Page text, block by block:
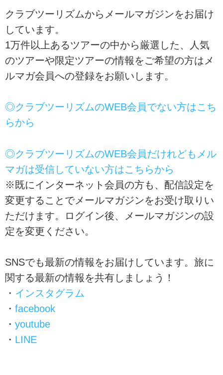
クラブツーリズムからメールマガジンをお届け
しています。
1万件以上あるツアーの中から厳選した、人気
のツアーや限定ツアーの情報をご希望の方はメ
ルマガ会員への登録をお願いします。
◎クラブツーリズムのWEB会員でない方はこち
らから
◎クラブツーリズムのWEB会員だけれどもメル
マガは受信していない方はこちらから
※既にインターネット会員の方も、配信設定を
変更することでメールマガジンをお受け取りい
ただけます。ログイン後、メールマガジンの設
定を変更ください。
SNSでも最新の情報をお届けしています。旅に
関する最新の情報を共有しましょう！
・ インスタグラム
・ facebook
・ youtube
・ LINE